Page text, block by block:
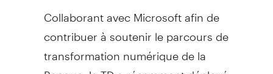
Collaborant avec Microsoft afin de
contribuer à soutenir le parcours de
transformation numérique de la